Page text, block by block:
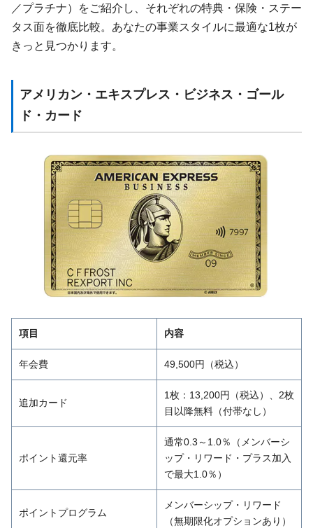
／プラチナ）をご紹介し、それぞれの特典・保険・ステー
タス面を徹底比較。あなたの事業スタイルに最適な1枚が
きっと見つかります。
アメリカン・エキスプレス・ビジネス・ゴール
ド・カード
項目 内容
年会費 49,500円（税込）
追加カード
1枚：13,200円（税込）、2枚
目以降無料（付帯なし）
ポイント還元率
通常0.3～1.0％（メンバーシ
ップ・リワード・プラス加入
で最大1.0％）
ポイントプログラム
メンバーシップ・リワード
（無期限化オプションあり）